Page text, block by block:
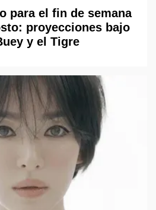
para el fin de semana
proyecciones bajo
y el Tigre